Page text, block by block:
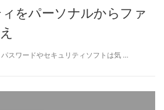
ィをパーソナルからファ
スワードやセキュリティソフトは気 …